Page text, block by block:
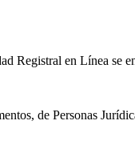
en Línea se
de Personas